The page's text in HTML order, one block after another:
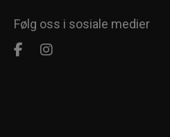
Følg oss i sosiale medier